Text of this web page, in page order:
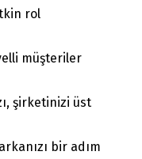
rol
müşteriler
şirketinizi üst
bir adım